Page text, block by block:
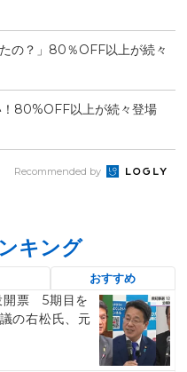
の？」80％OFF以上が続々
80%OFF以上が続々登場
Recommended by
キング
おすすめ
開票 5期目を
の右松氏、元